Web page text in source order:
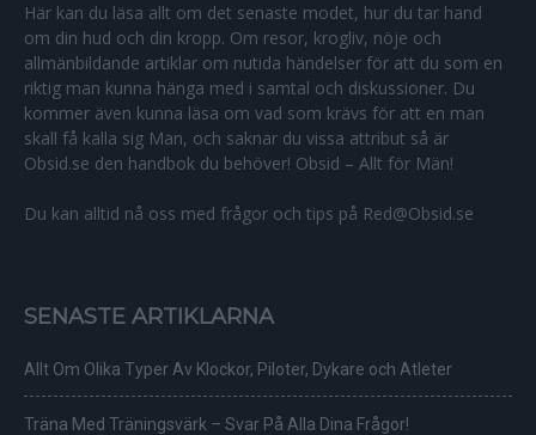
Här kan du läsa allt om det senaste modet, hur du tar hand
om din hud och din kropp. Om resor, krogliv, nöje och
allmänbildande artiklar om nutida händelser för att du som en
riktig man kunna hänga med i samtal och diskussioner. Du
kommer även kunna läsa om vad som krävs för att en man
skall få kalla sig Man, och saknar du vissa attribut så är
Obsid.se den handbok du behöver! Obsid – Allt för Män!
Du kan alltid nå oss med frågor och tips på Red@Obsid.se
SENASTE ARTIKLARNA
Allt Om Olika Typer Av Klockor, Piloter, Dykare och Atleter
Träna Med Träningsvärk – Svar På Alla Dina Frågor!